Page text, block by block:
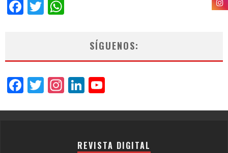
Facebook
Twitter
SÍGUENOS:
Facebook
Twitter
Instagram
LinkedIn
REVISTA DIGITAL